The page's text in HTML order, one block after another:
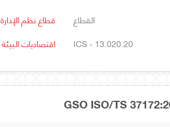
القطاع
قطاع نظم الإدارة
ICS - 13.020.20
اقتصاديات البيئة